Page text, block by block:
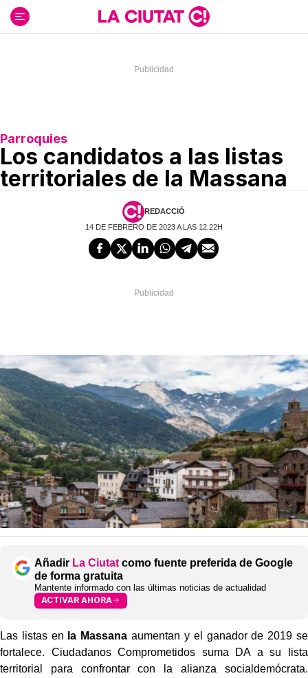
contenido
Parroquies
Los candidatos a las listas
territoriales de la Massana
REDACCIÓ
14 DE FEBRERO DE 2023 A LAS 12:22H
Añadir La Ciutat como fuente preferida de Google
de forma gratuita
Mantente informado con las últimas noticias de actualidad
ACTIVAR AHORA
Las listas en la Massana aumentan y el ganador de 2019 se
fortalece. Ciudadanos Comprometidos suma DA a su lista
territorial para confrontar con la alianza socialdemócrata.